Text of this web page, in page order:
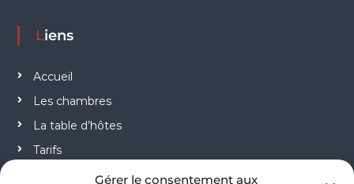
Gérer le consentement aux
Liens
Accueil
Les chambres
La table d’hôtes
Tarifs